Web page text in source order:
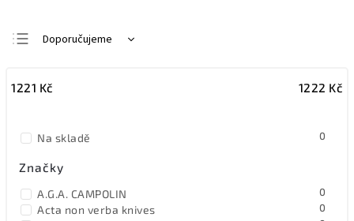
Doporučujeme
Nejdražší
Abecedně
1221 Kč 1222 Kč
Na skladě 0
Značky
A.G.A. CAMPOLIN 0
Acta non verba knives 0